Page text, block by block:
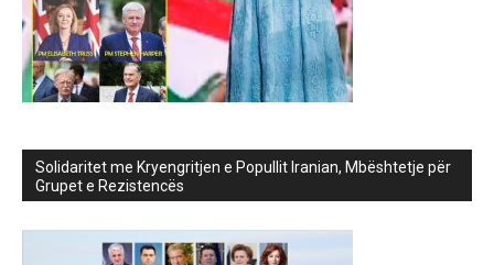
Solidaritet me Kryengritjen e Popullit Iranian, Mbështetje për
Grupet e Rezistencës